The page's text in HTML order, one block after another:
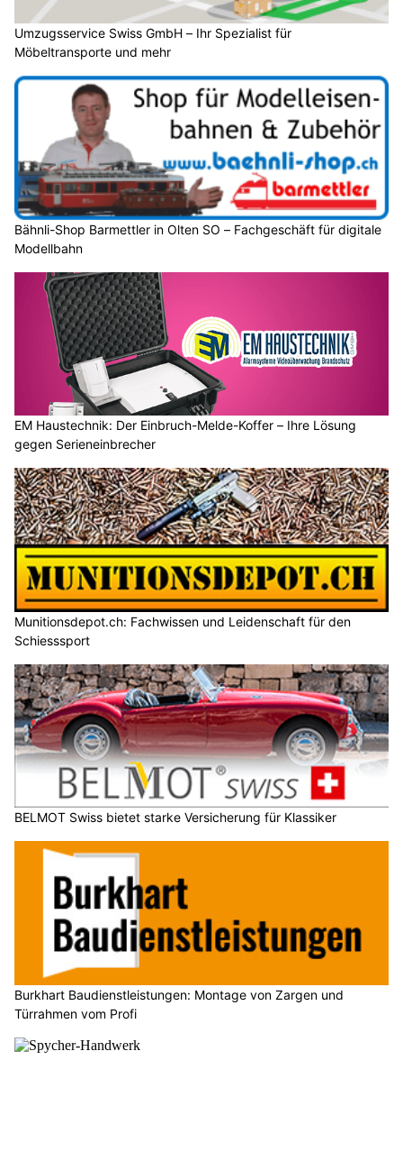
Umzugsservice Swiss GmbH – Ihr Spezialist für
Möbeltransporte und mehr
Bähnli-Shop Barmettler in Olten SO – Fachgeschäft für digitale
Modellbahn
EM Haustechnik: Der Einbruch-Melde-Koffer – Ihre Lösung
gegen Serieneinbrecher
Munitionsdepot.ch: Fachwissen und Leidenschaft für den
Schiesssport
BELMOT Swiss bietet starke Versicherung für Klassiker
Burkhart Baudienstleistungen: Montage von Zargen und
Türrahmen vom Profi